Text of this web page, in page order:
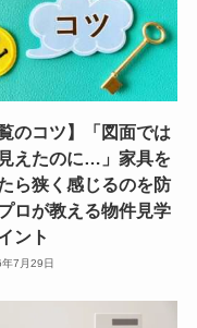
覧のコツ】「図面では
えたのに…」家具を
ら狭く感じるのを防
ロが教える物件見学
ント
7月29日